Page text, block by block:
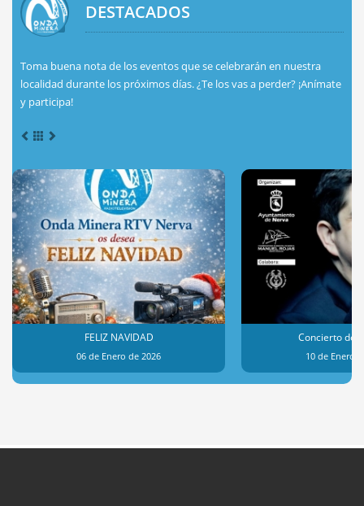
DESTACADOS
Toma buena nota de los eventos que se celebrarán en nuestra
localidad durante los próximos días. ¿Te los vas a perder? ¡Anímate
y participa!
FELIZ NAVIDAD
06 de Enero de 2026
Concierto de
10 de Enero